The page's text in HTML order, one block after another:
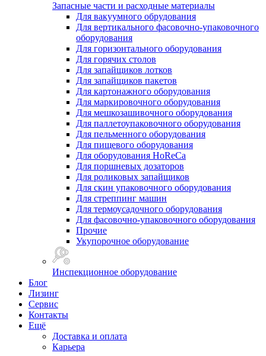
Запасные части и расходные материалы
Для вакуумного обрудования
Для вертикального фасовочно-упаковочного
оборудования
Для горизонтального оборудования
Для горячих столов
Для запайщиков лотков
Для запайщиков пакетов
Для картонажного оборудования
Для маркировочного оборудования
Для мешкозашивочного оборудования
Для паллетоупаковочного оборудования
Для пельменного оборудования
Для пищевого оборудования
Для оборудования HoReCa
Для поршневых дозаторов
Для роликовых запайщиков
Для скин упаковочного оборудования
Для стреппинг машин
Для термоусадочного оборудования
Для фасовочно-упаковочного оборудования
Прочие
Укупорочное оборудование
Инспекционное оборудование
Блог
Лизинг
Сервис
Контакты
Ещё
Доставка и оплата
Карьера